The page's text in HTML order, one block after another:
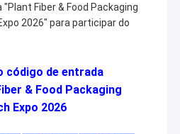
"Plant Fiber & Food Packaging
2026" para participar do
código de entrada
& Food Packaging
Expo 2026